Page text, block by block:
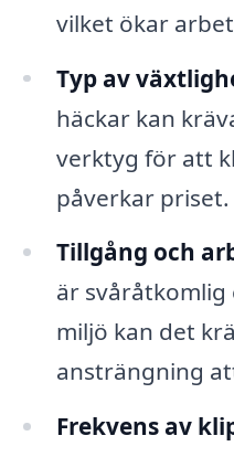
vilket ökar
Typ av
häckar kan
verktyg för att
påverkar priset.
Tillgång och
är svåråtkomlig
miljö kan det
ansträngning
Frekvens av